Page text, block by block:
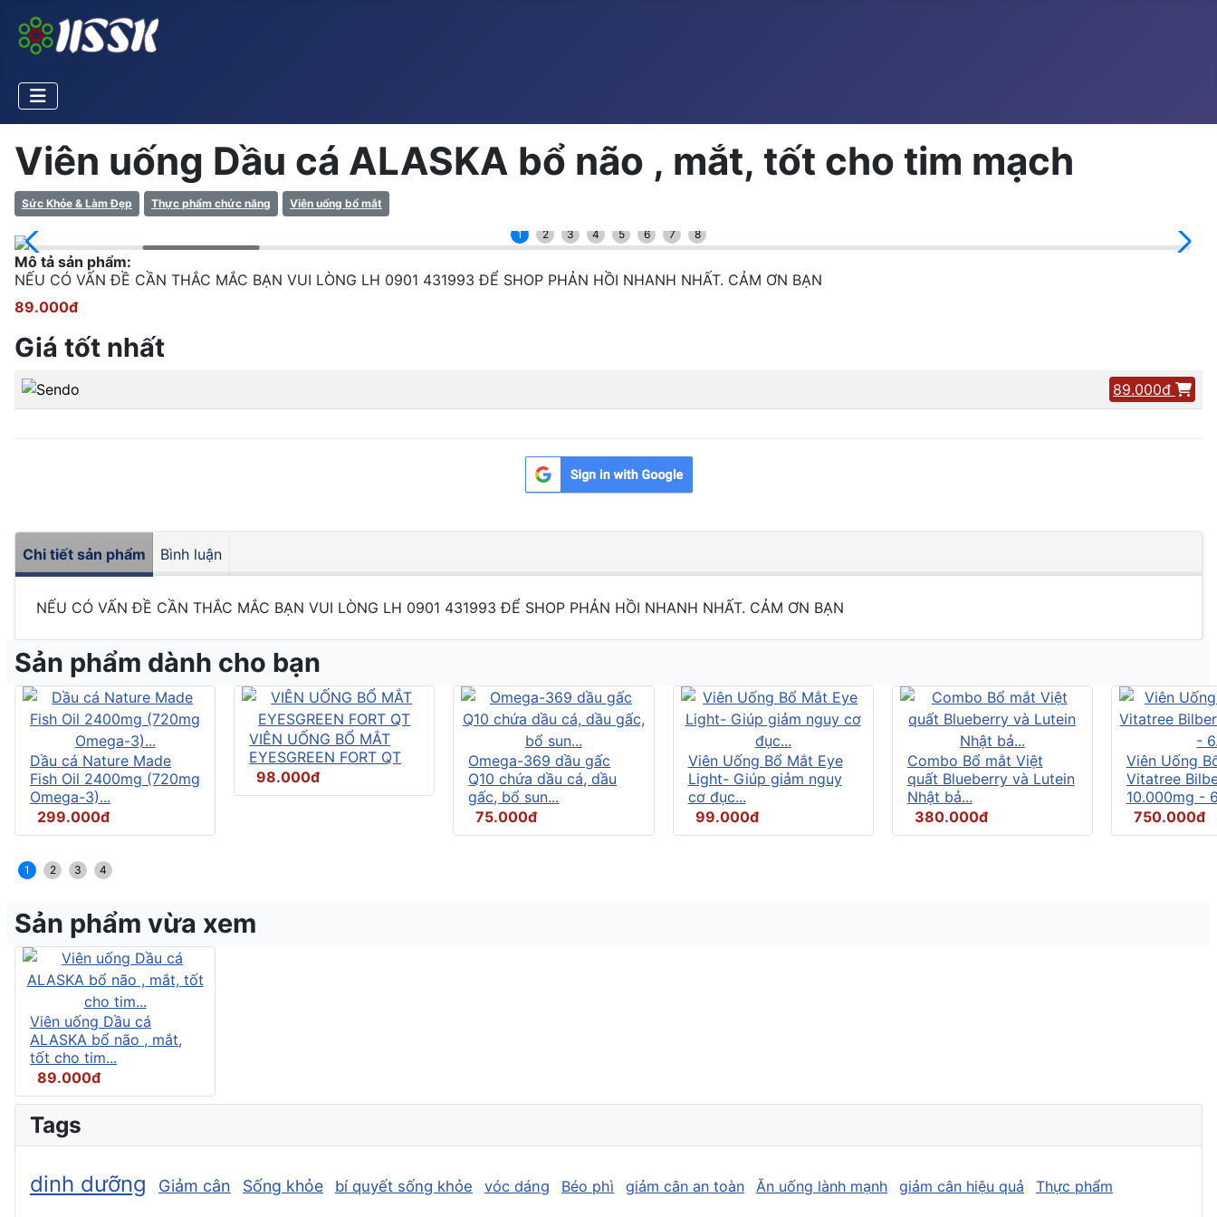
Viên uống Dầu cá ALASKA bổ não , mắt, tốt cho tim mạch
Sức Khỏe & Làm Đẹp Thực phẩm chức năng Viên uống bổ mắt
1 2 3 4 5 6 7 8
Mô tả sản phẩm:
NẾU CÓ VẤN ĐỀ CẦN THẮC MẮC BẠN VUI LÒNG LH 0901 431993 ĐỂ SHOP PHẢN HỒI NHANH NHẤT. CẢM ƠN BẠN
89.000đ
Giá tốt nhất
89.000đ
Chi tiết sản phẩm Bình luận
NẾU CÓ VẤN ĐỀ CẦN THẮC MẮC BẠN VUI LÒNG LH 0901 431993 ĐỂ SHOP PHẢN HỒI NHANH NHẤT. CẢM ƠN BẠN
Sản phẩm dành cho bạn
Dầu cá Nature Made
Fish Oil 2400mg (720mg
Omega-3)...
299.000đ
VIÊN UỐNG BỔ MẮT
EYESGREEN FORT QT
98.000đ
Omega-369 dầu gấc
Q10 chứa dầu cá, dầu
gấc, bổ sun...
75.000đ
Viên Uống Bổ Mắt Eye
Light- Giúp giảm nguy
cơ đục...
99.000đ
Combo Bổ mắt Việt
quất Blueberry và Lutein
Nhật bả...
380.000đ
Viên Uống
Vitatree
10.000mg -
750.000đ
1 2 3 4
Sản phẩm vừa xem
Viên uống Dầu cá
ALASKA bổ não , mắt,
tốt cho tim...
89.000đ
Tags
dinh dưỡng Giảm cân Sống khỏe bí quyết sống khỏe vóc dáng Béo phì giảm cân an toàn Ăn uống lành mạnh giảm cân hiệu quả Thực phẩm